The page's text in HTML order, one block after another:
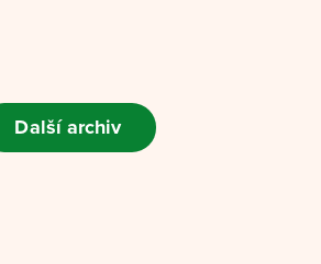
Další archiv